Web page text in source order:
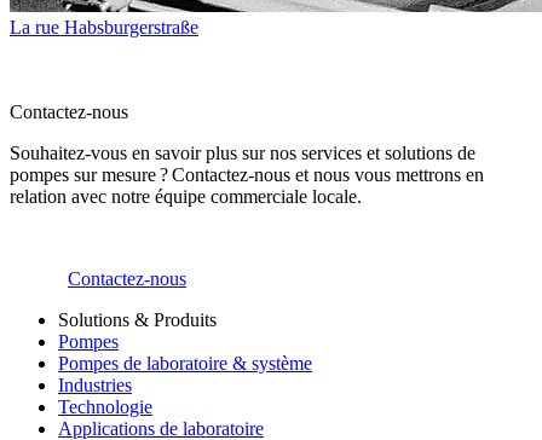
La rue Habsburger­straße
Contactez-nous
Souhaitez-vous en savoir plus sur nos services et solutions de
pompes sur mesure ? Contactez-nous et nous vous mettrons en
relation avec notre équipe commerciale locale.
Contactez-nous
Solutions & Produits
Pompes
Pompes de laboratoire & système
Industries
Technologie
Applications de laboratoire